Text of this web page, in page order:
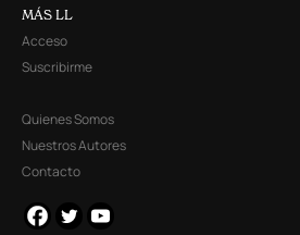
MÁS LL
Acceso
Suscribirme
Quienes Somos
Nuestros Autores
Contacto